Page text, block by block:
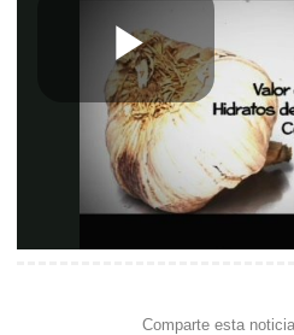
Play
Video
Comparte esta noticia